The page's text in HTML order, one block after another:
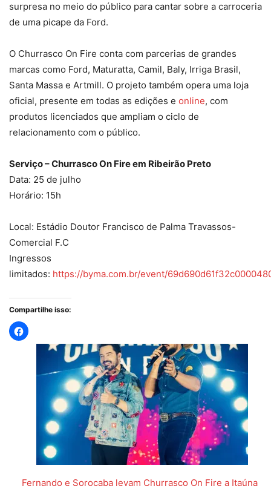
surpresa no meio do público para cantar sobre a carroceria
de uma picape da Ford.
O Churrasco On Fire conta com parcerias de grandes
marcas como Ford, Maturatta, Camil, Baly, Irriga Brasil,
Santa Massa e Artmill. O projeto também opera uma loja
oficial, presente em todas as edições e online, com
produtos licenciados que ampliam o ciclo de
relacionamento com o público.
Serviço – Churrasco On Fire em Ribeirão Preto
Data: 25 de julho
Horário: 15h
Local: Estádio Doutor Francisco de Palma Travassos-
Comercial F.C
Ingressos
limitados: https://byma.com.br/event/
Compartilhe isso:
Fernando e Sorocaba levam Churrasco On Fire a Itaúna